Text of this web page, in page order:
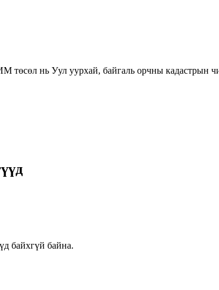
нь Уул уурхай, байгаль орчны кадастрын
байхгүй байна.